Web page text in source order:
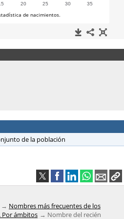
de la población
Nombres más frecuentes de los
Por ámbitos Nombre del recién